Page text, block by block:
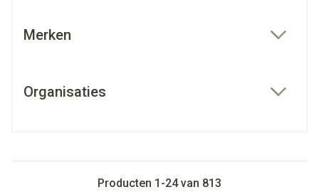
Merken
Organisaties
Producten 1 -24van 813